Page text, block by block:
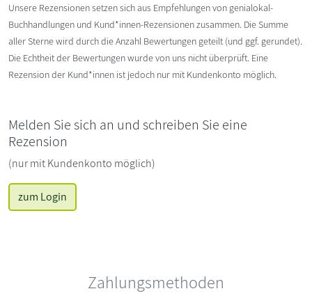
Unsere Rezensionen setzen sich aus Empfehlungen von genialokal-
Buchhandlungen und Kund*innen-Rezensionen zusammen. Die Summe
aller Sterne wird durch die Anzahl Bewertungen geteilt (und ggf. gerundet).
Die Echtheit der Bewertungen wurde von uns nicht überprüft. Eine
Rezension der Kund*innen ist jedoch nur mit Kundenkonto möglich.
Melden Sie sich an und schreiben Sie eine
Rezension
(nur mit Kundenkonto möglich)
zum Login
Zahlungsmethoden